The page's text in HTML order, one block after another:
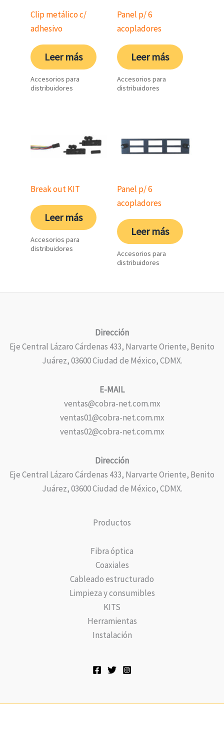
Clip metálico c/
adhesivo
Leer más
Accesorios para
distribuidores
Panel p/ 6
acopladores
Leer más
Accesorios para
distribuidores
Break out KIT
Leer más
Accesorios para
distribuidores
Panel p/ 6
acopladores
Leer más
Accesorios para
distribuidores
Dirección
Eje Central Lázaro Cárdenas 433, Narvarte Oriente, Benito
Juárez, 03600 Ciudad de México, CDMX.
E-MAIL
ventas@cobra-net.com.mx
ventas01@cobra-net.com.mx
ventas02@cobra-net.com.mx
Dirección
Eje Central Lázaro Cárdenas 433, Narvarte Oriente, Benito
Juárez, 03600 Ciudad de México, CDMX.
Productos
Fibra óptica
Coaxiales
Cableado estructurado
Limpieza y consumibles
KITS
Herramientas
Instalación